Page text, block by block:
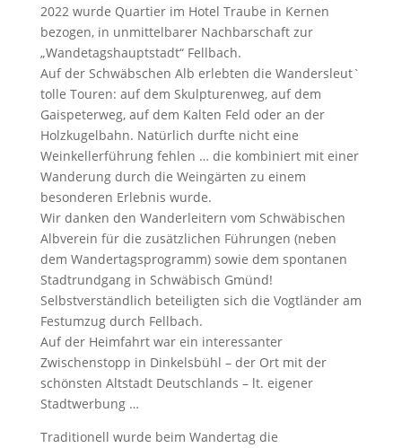
2022 wurde Quartier im Hotel Traube in Kernen
bezogen, in unmittelbarer Nachbarschaft zur
„Wandetagshauptstadt“ Fellbach.
Auf der Schwäbschen Alb erlebten die Wandersleut`
tolle Touren: auf dem Skulpturenweg, auf dem
Gaispeterweg, auf dem Kalten Feld oder an der
Holzkugelbahn. Natürlich durfte nicht eine
Weinkellerführung fehlen … die kombiniert mit einer
Wanderung durch die Weingärten zu einem
besonderen Erlebnis wurde.
Wir danken den Wanderleitern vom Schwäbischen
Albverein für die zusätzlichen Führungen (neben
dem Wandertagsprogramm) sowie dem spontanen
Stadtrundgang in Schwäbisch Gmünd!
Selbstverständlich beteiligten sich die Vogtländer am
Festumzug durch Fellbach.
Auf der Heimfahrt war ein interessanter
Zwischenstopp in Dinkelsbühl – der Ort mit der
schönsten Altstadt Deutschlands – lt. eigener
Stadtwerbung …
Traditionell wurde beim Wandertag die